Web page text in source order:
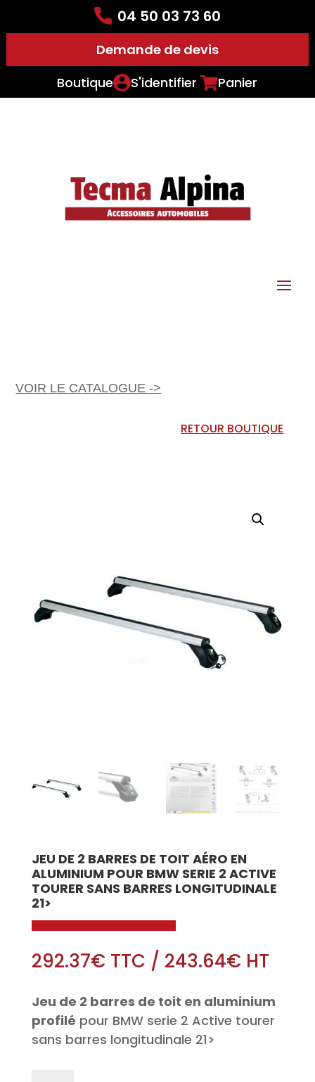
04 50 03 73 60
Demande de devis
Boutique
S'identifier Panier
VOIR LE CATALOGUE ->
RETOUR BOUTIQUE
JEU DE 2 BARRES DE TOIT AÉRO EN
ALUMINIUM POUR BMW SERIE 2 ACTIVE
TOURER SANS BARRES LONGITUDINALE
21>
292.37€TTC / 243.64€HT
Jeu de 2 barres de toit en aluminium
profilé pour BMW serie 2 Active tourer
sans barres longitudinale 21>